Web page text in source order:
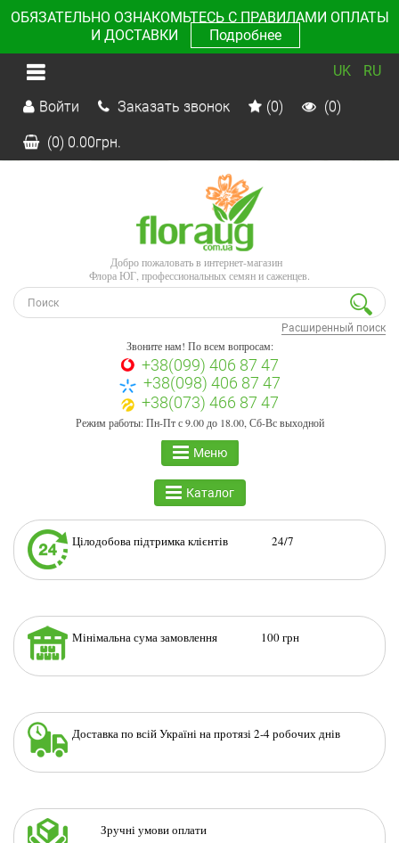
ОБЯЗАТЕЛЬНО ОЗНАКОМЬТЕСЬ С ПРАВИЛАМИ ОПЛАТЫ
И ДОСТАВКИ
Подробнее
UK RU
Войти Заказать звонок (0) (0)
(0) 0.00грн.
Добро пожаловать в интернет-магазин
Флора ЮГ, профессиональных семян и саженцев.
Расширенный поиск
Звоните нам! По всем вопросам:
+38(099) 406 87 47
+38(098) 406 87 47
+38(073) 466 87 47
Режим работы: Пн-Пт с 9.00 до 18.00, Сб-Вс выходной
Меню
Каталог
Цілодобова підтримка клієнтів 24/7
Мінімальна сума замовлення 100 грн
Доставка по всій Україні на протязі 2-4 робочих днів
Зручні умови оплати